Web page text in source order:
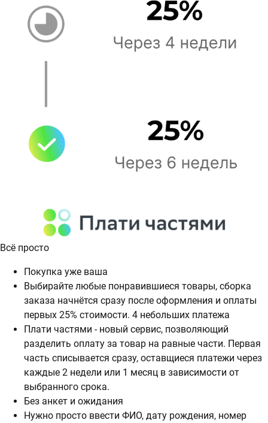
Всё просто
Покупка уже ваша
Выбирайте любые понравившиеся товары, сборка
заказа начнётся сразу после оформления и оплаты
первых 25% стоимости. 4 небольших платежа
Плати частями - новый сервис, позволяющий
разделить оплату за товар на равные части. Первая
часть списывается сразу, оставщиеся платежи через
каждые 2 недели или 1 месяц в зависимости от
выбранного срока.
Без анкет и ожидания
Нужно просто ввести ФИО, дату рождения, номер